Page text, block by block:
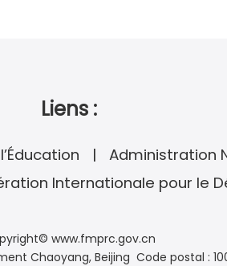
Liens :
Administration
Internationale pour le
www.fmprc.gov.cn
Chaoyang, Beijing Code postal :